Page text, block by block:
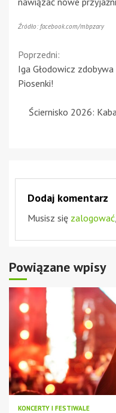
Źródło: facebook.com/mbpzary
Continue
Reading
Poprzedni:
Iga Głodowicz
Piosenki!
Ściernisko 2026:
Dodaj komentarz
Musisz się zalogować
Powiązane wpisy
KONCERTY I FESTIWALE